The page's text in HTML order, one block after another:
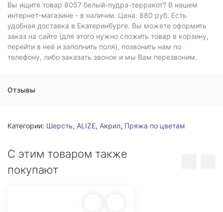
Вы ищите товар 8057 белый-пудра-терракот? В нашем
интернет-магазине - в наличии. Цена: 880 руб. Есть
удобная доставка в Екатеринбурге. Вы можете оформить
заказ на сайте (для этого нужно сложить товар в корзину,
перейти в неё и заполнить поля), позвонить нам по
телефону, либо заказать звонок и мы Вам перезвоним.
Отзывы
Категории: Шерсть, ALIZE, Акрил, Пряжа по цветам
С этим товаром также
покупают